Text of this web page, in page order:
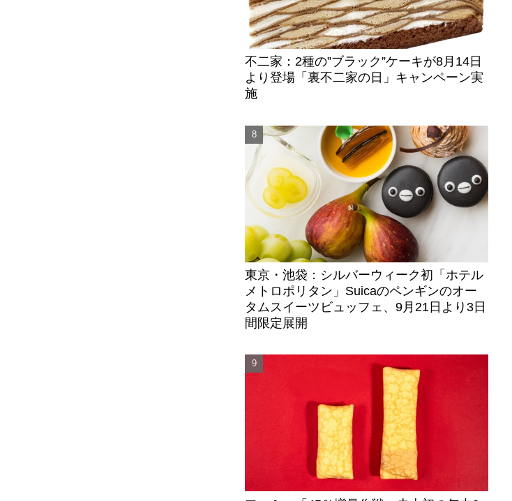
不二家：2種の”ブラック”ケーキが8月14日
より登場「裏不二家の日」キャンペーン実
施
東京・池袋：シルバーウィーク初「ホテル
メトロポリタン」Suicaのペンギンのオー
タムスイーツビュッフェ、9月21日より3日
間限定展開